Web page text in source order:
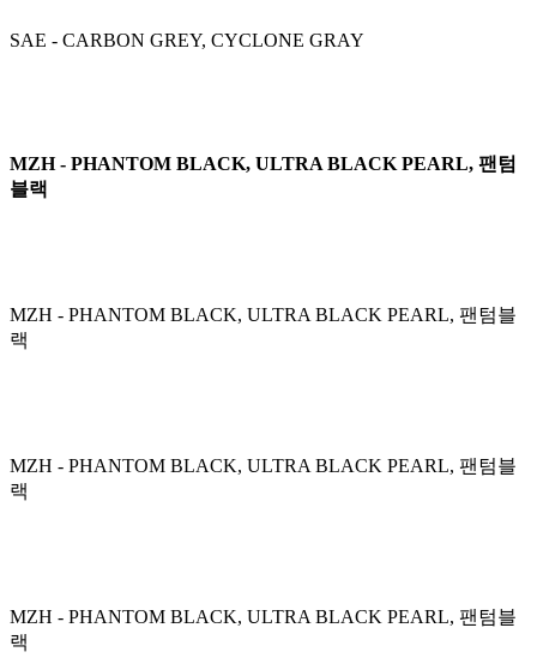
SAE - CARBON GREY, CYCLONE GRAY
MZH - PHANTOM BLACK, ULTRA BLACK PEARL, 팬텀
블랙
MZH - PHANTOM BLACK, ULTRA BLACK PEARL, 팬텀블
랙
MZH - PHANTOM BLACK, ULTRA BLACK PEARL, 팬텀블
랙
MZH - PHANTOM BLACK, ULTRA BLACK PEARL, 팬텀블
랙